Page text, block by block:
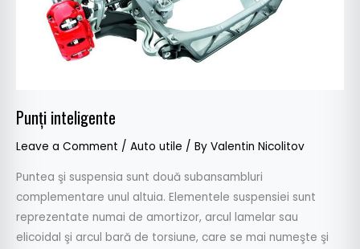
Punţi inteligente
Leave a Comment / Auto utile / By Valentin Nicolitov
Puntea şi suspensia sunt două subansambluri
complementare unul altuia. Elementele suspensiei sunt
reprezentate numai de amortizor, arcul lamelar sau
elicoidal şi arcul bară de torsiune, care se mai numeşte şi